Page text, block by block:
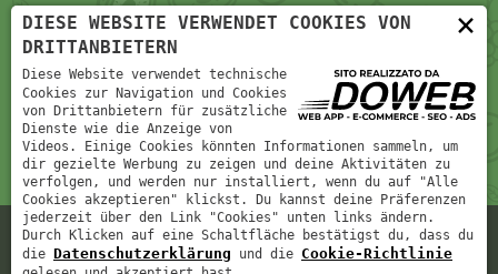
e-Mail:info@fruttac2.com
tel:+390456304047
Frutta C2 Spa - Partita IVA 02538900230 - REA: VR244674
×
DIESE WEBSITE VERWENDET COOKIES VON
DRITTANBIETERN
Diese Website verwendet technische
Cookies zur Navigation und Cookies
von Drittanbietern für zusätzliche
Dienste wie die Anzeige von
Videos. Einige Cookies könnten Informationen sammeln, um
dir gezielte Werbung zu zeigen und deine Aktivitäten zu
verfolgen, und werden nur installiert, wenn du auf "Alle
Cookies akzeptieren" klickst. Du kannst deine Präferenzen
jederzeit über den Link "Cookies" unten links ändern.
Durch Klicken auf eine Schaltfläche bestätigst du, dass du
die Datenschutzerklärung und die Cookie-Richtlinie